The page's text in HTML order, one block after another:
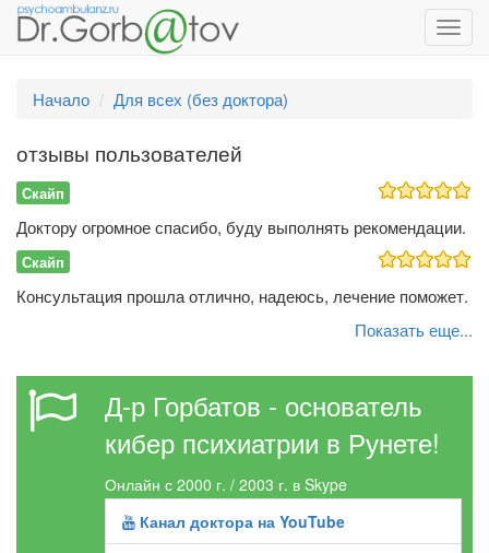
Начало
Для всех (без доктора)
отзывы пользователей
Скайп
Доктору огромное спасибо, буду выполнять рекомендации.
Скайп
Консультация прошла отлично, надеюсь, лечение поможет.
Показать еще...
Д-р Горбатов - основатель
кибер психиатрии в Рунете!
Онлайн с 2000 г. / 2003 г. в Skype
Канал доктора на YouTube